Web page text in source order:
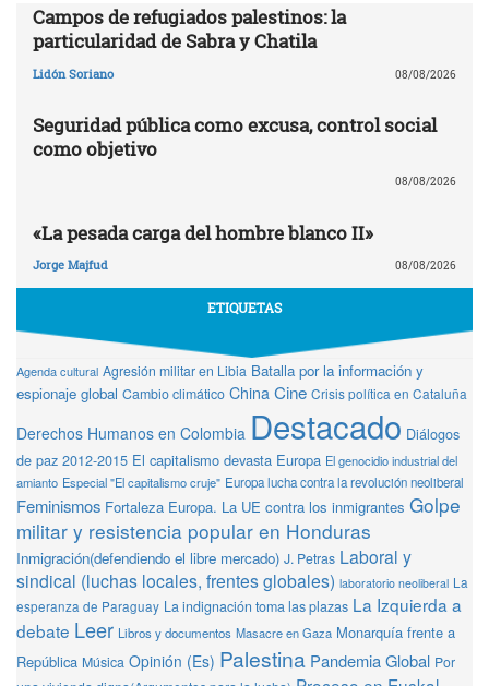
Campos de refugiados palestinos: la
particularidad de Sabra y Chatila
Lidón Soriano 08/08/2026
Seguridad pública como excusa, control social
como objetivo
08/08/2026
«La pesada carga del hombre blanco II»
Jorge Majfud 08/08/2026
ETIQUETAS
Agenda cultural Agresión militar en Libia Batalla por la información y
espionaje global Cambio climático China Cine Crisis política en Cataluña
Derechos Humanos en Colombia Destacado Diálogos
de paz 2012-2015 El capitalismo devasta Europa El genocidio industrial del
amianto Especial "El capitalismo cruje" Europa lucha contra la revolución neoliberal
Feminismos Fortaleza Europa. La UE contra los inmigrantes Golpe
militar y resistencia popular en Honduras
Inmigración(defendiendo el libre mercado) J. Petras Laboral y
sindical (luchas locales, frentes globales) laboratorio neoliberal La
esperanza de Paraguay La indignación toma las plazas La Izquierda a
debate Leer Libros y documentos Masacre en Gaza Monarquía frente a
República Música Opinión (Es) Palestina Pandemia Global Por